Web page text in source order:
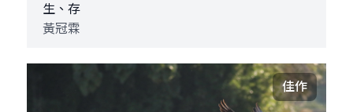
生、存
黃冠霖
佳作